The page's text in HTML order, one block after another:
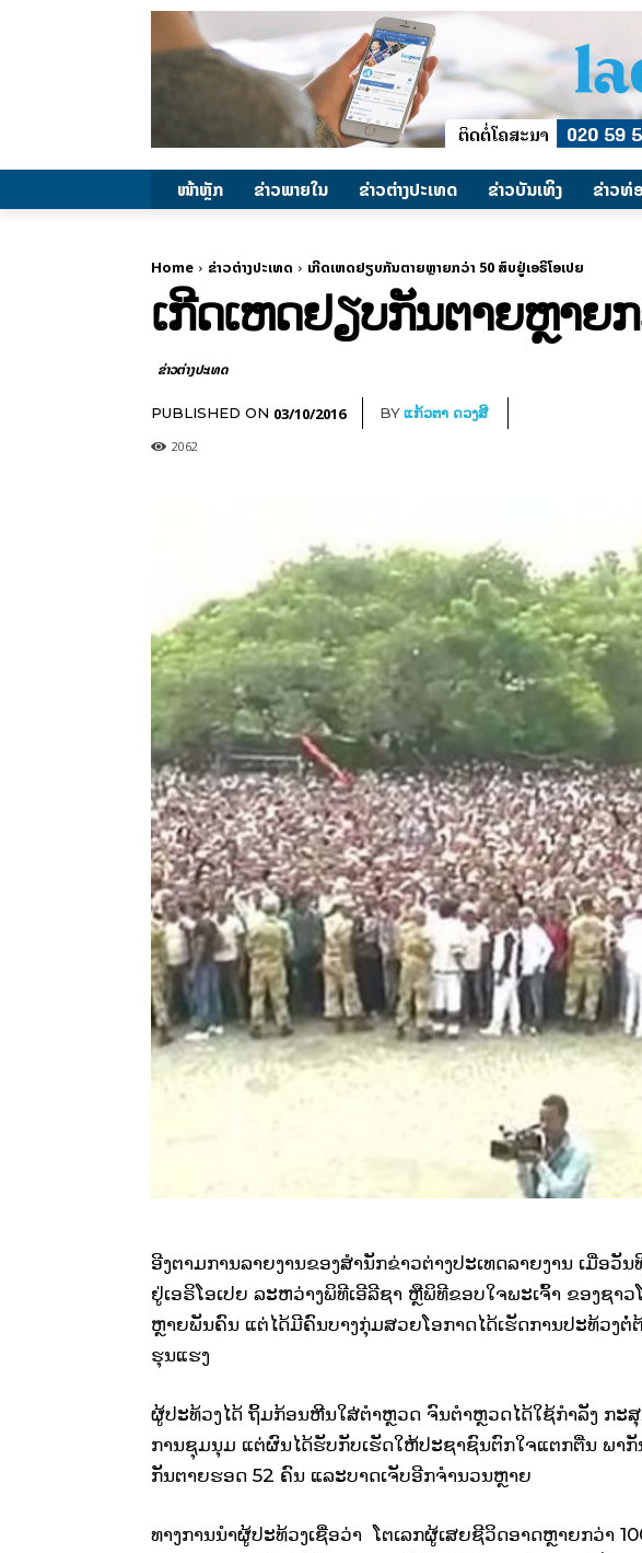
ໜ້າຫຼັກ ຂ່າວພາຍ​ໃນ ຂ່າວຕ່າງປະເທດ ​ຂ່າວບັນເທິງ ຂ່າວທ່
Home ຂ່າວຕ່າງປະເທດ ເກີດເຫດຢຽບກັນຕາຍຫຼາຍກວ່າ 50 ສົບຢູ່ເອຣິໂອເປຍ
ເກີດເຫດຢຽບກັນຕາຍຫຼາຍ
ຂ່າວຕ່າງປະເທດ
PUBLISHED ON 03/10/2016 BYແກ້ວຕາ ດວງສີ
2062
ອີງຕາມການລາຍງານຂອງສຳນັກຂ່າວຕ່າງປະເທດລາຍງານ ເມື່ອວັ
ຢູ່ເອຣິໂອເປຍ ລະຫວ່າງພິທີເອີລີຊາ ຫຼືພິທີຂອບໃຈພະເຈົ້າ ຂອງຊາວ
ຫຼາຍພັນຄົນ ແຕ່ໄດ້ມີຄົນບາງກຸ່ມສວຍໂອກາດໄດ້ເຮັດການປະທ້ວງຕໍ່
ຮຸນແຮງ
ຜູ້ປະທ້ວງໄດ້ ຖິ້ມກ້ອນຫີນໃສ່ຕຳຫຼວດ ຈົນຕຳຫຼວດໄດ້ໃຊ້ກຳລັງ ກະ
ການຊຸມນຸມ ແຕ່ຜົນໄດ້ຮັບກັບເຮັດໃຫ້ປະຊາຊົນຕົກໃຈແຕກຕື່ນ ພາ
ກັນຕາຍຮອດ 52 ຄົນ ແລະບາດເຈັບອີກຈຳນວນຫຼາຍ
ທາງການນຳຜູ້ປະທ້ວງເຊື່ອວ່າ ໂຕເລກຜູ້ເສຍຊີວິດອາດຫຼາຍກວ່າ